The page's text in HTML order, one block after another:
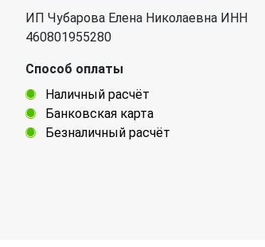
ИП Чубарова Елена Николаевна ИНН
460801955280
Способ оплаты
Наличный расчёт
Банковская карта
Безналичный расчёт